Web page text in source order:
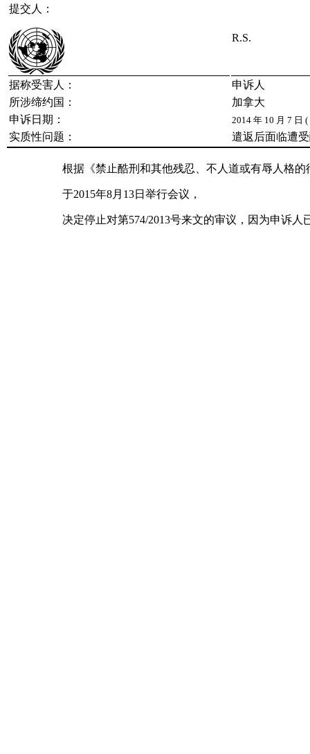
提交人：
R.S.
据称受害人：
申诉人
所涉缔约国：
加拿大
申诉日期：
2014 年 10 月 7 日 (
实质性问题： 遣返后面临遭
根据《禁止酷刑和其他残忍、不人道或有辱人格
于2015年8月13日举行会议，
决定停止对第574/2013号来文的审议，因为申诉